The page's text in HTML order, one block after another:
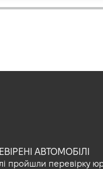
АВТОМОБІЛІ
пройшли перевірку